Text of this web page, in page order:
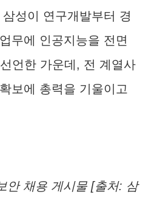
성이 연구개발부터 경
무에 인공지능을 전면
선언한 가운데, 전 계열사
보에 총력을 기울이고
안 채용 게시물 [출처: 삼